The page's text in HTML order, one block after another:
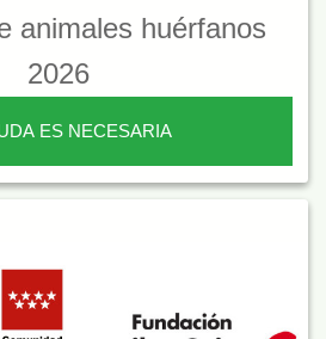
animales huérfanos
2026
ES NECESARIA